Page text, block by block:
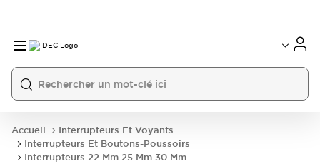
Accueil
Interrupteurs Et Voyants
Interrupteurs Et Boutons-Poussoirs
Interrupteurs 22 Mm 25 Mm 30 Mm